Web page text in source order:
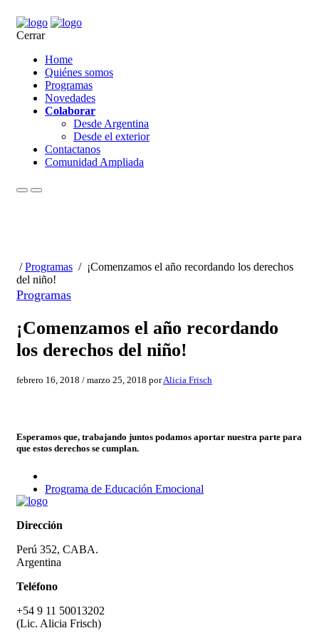
Cerrar
Home
Quiénes somos
Programas
Novedades
Colaborar
Desde Argentina
Desde el exterior
Contactanos
Comunidad Ampliada
/Programas / ¡Comenzamos el año recordando los derechos
del niño!
Programas
¡Comenzamos el año recordando
los derechos del niño!
febrero 16, 2018 / marzo 25, 2018 porAlicia Frisch
Esperamos que, trabajando juntos podamos aportar nuestra parte para
que estos derechos se cumplan.
Programa de Educación Emocional
Dirección
Perú 352, CABA.
Argentina
Teléfono
+54 9 11 50013202
(Lic. Alicia Frisch)